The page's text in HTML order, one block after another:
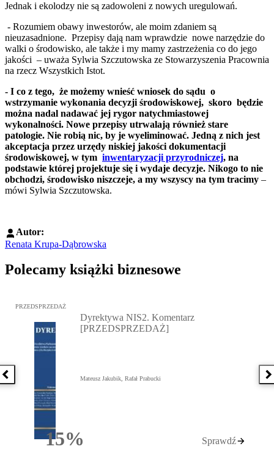
Jednak i ekolodzy nie są zadowoleni z nowych uregulowań.
- Rozumiem obawy inwestorów, ale moim zdaniem są
nieuzasadnione. Przepisy dają nam wprawdzie nowe narzędzie do
walki o środowisko, ale także i my mamy zastrzeżenia co do jego
jakości – uważa Sylwia Szczutowska ze Stowarzyszenia Pracownia
na rzecz Wszystkich Istot.
- I co z tego, że możemy wnieść wniosek do sądu o
wstrzymanie wykonania decyzji środowiskowej, skoro będzie
można nadal nadawać jej rygor natychmiastowej
wykonalności. Nowe przepisy utrwalają również stare
patologie. Nie robią nic, by je wyeliminować. Jedną z nich jest
akceptacja przez urzędy niskiej jakości dokumentacji
środowiskowej, w tym inwentaryzacji przyrodniczej, na
podstawie której projektuje się i wydaje decyzje. Nikogo to nie
obchodzi, środowisko niszczeje, a my wszyscy na tym tracimy –
mówi Sylwia Szczutowska.
Autor:
Renata Krupa-Dąbrowska
Polecamy książki biznesowe
Poprzednia książka
Przejdź do: Dyrektywa NIS2. Komentarz [PRZEDSPRZEDAŻ],
PRZEDSPRZEDAŻ
15%Rabatu
Dyrektywa NIS2. Komentarz
[PRZEDSPRZEDAŻ]
Mateusz Jakubik, Rafał Prabucki
Sprawdź